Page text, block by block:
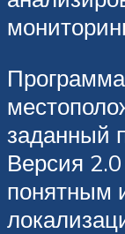
заданный
Версия
понятным